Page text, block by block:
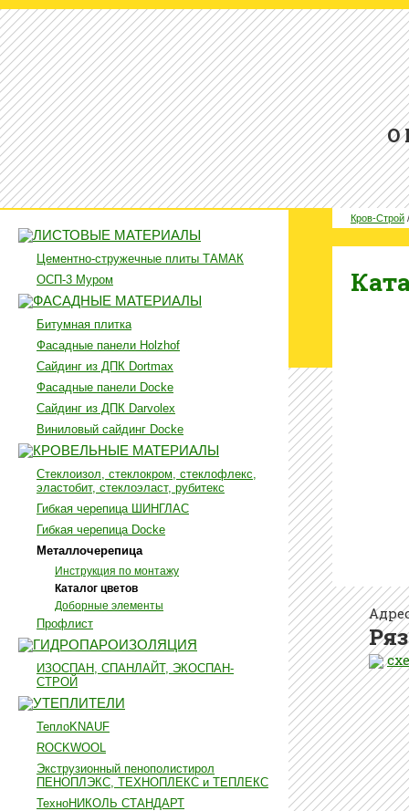
О
ЛИСТОВЫЕ МАТЕРИАЛЫ
Цементно-стружечные плиты ТАМАК
ОСП-3 Муром
ФАСАДНЫЕ МАТЕРИАЛЫ
Битумная плитка
Фасадные панели Holzhof
Сайдинг из ДПК Dortmax
Фасадные панели Docke
Сайдинг из ДПК Darvolex
Виниловый сайдинг Docke
КРОВЕЛЬНЫЕ МАТЕРИАЛЫ
Стеклоизол, стеклокром, стеклофлекс,
эластобит, стеклоэласт, рубитекс
Гибкая черепица ШИНГЛАС
Гибкая черепица Docke
Металлочерепица
Инструкция по монтажу
Каталог цветов
Доборные элементы
Профлист
ГИДРОПАРОИЗОЛЯЦИЯ
ИЗОСПАН, СПАНЛАЙТ, ЭКОСПАН-
СТРОЙ
УТЕПЛИТЕЛИ
ТеплоKNAUF
ROCKWOOL
Экструзионный пенополистирол
ПЕНОПЛЭКС, ТЕХНОПЛЕКС и ТЕПЛЕКС
ТехноНИКОЛЬ СТАНДАРТ
Кров-Строй